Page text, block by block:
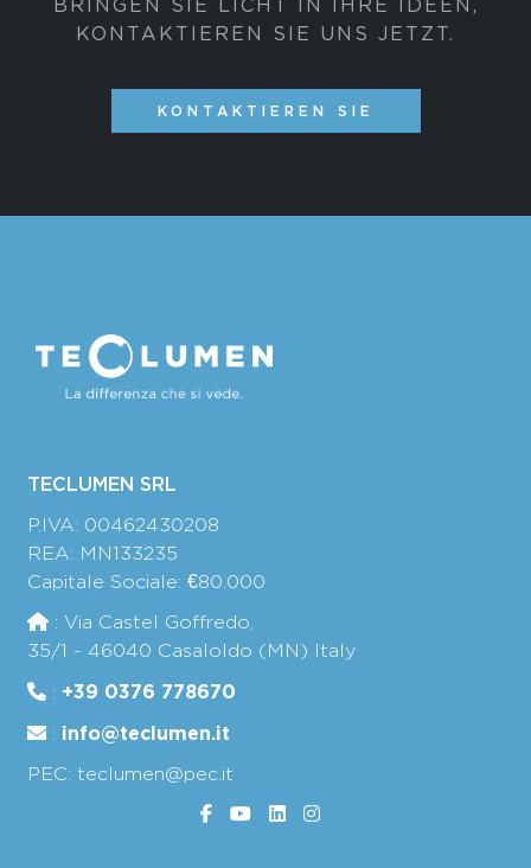
BRINGEN SIE LICHT IN IHRE IDEEN,
KONTAKTIEREN SIE UNS JETZT.
KONTAKTIEREN SIE
TECLUMEN SRL
P.IVA: 00462430208
REA: MN133235
Capitale Sociale: €80.000
: Via Castel Goffredo,
35/1 - 46040 Casaloldo (MN) Italy
: +39 0376 778670
: info@teclumen.it
PEC: teclumen@pec.it